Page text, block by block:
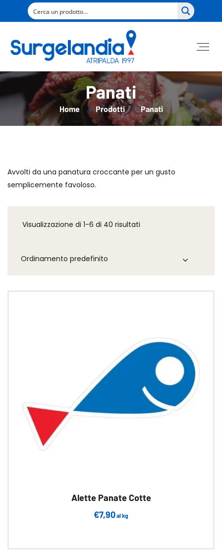
Panati
Home Prodotti Panati
Avvolti da una panatura croccante per un gusto
semplicemente favoloso.
Visualizzazione di 1-6 di 40 risultati
Alette Panate Cotte
€7,90al kg